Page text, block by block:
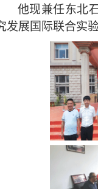
他现兼任东北
发展国际联合实